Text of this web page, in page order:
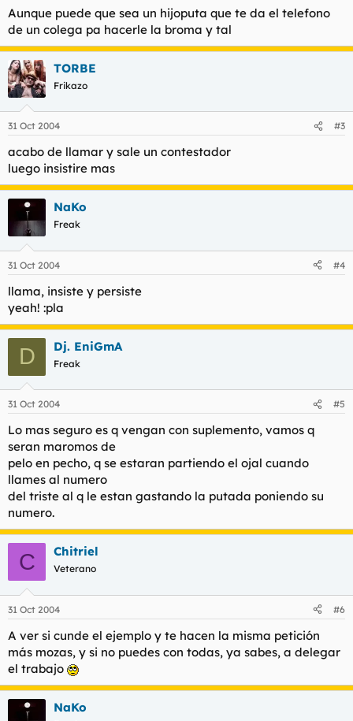
Aunque puede que sea un hijoputa que te da el telefono
de un colega pa hacerle la broma y tal
TORBE
Frikazo
31 Oct 2004 #3
acabo de llamar y sale un contestador
luego insistire mas
NaKo
Freak
31 Oct 2004 #4
llama, insiste y persiste
yeah! :pla
D Dj. EniGmA
Freak
31 Oct 2004 #5
Lo mas seguro es q vengan con suplemento, vamos q
seran maromos de
pelo en pecho, q se estaran partiendo el ojal cuando
llames al numero
del triste al q le estan gastando la putada poniendo su
numero.
C Chitriel
Veterano
31 Oct 2004 #6
A ver si cunde el ejemplo y te hacen la misma petición
más mozas, y si no puedes con todas, ya sabes, a delegar
el trabajo
NaKo